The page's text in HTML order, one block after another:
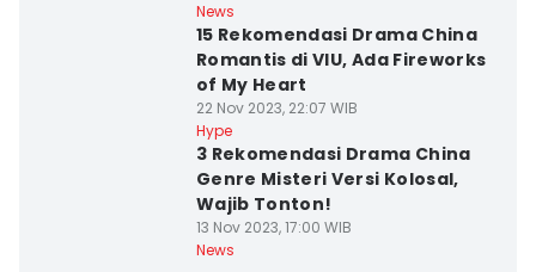
News
15 Rekomendasi Drama China
Romantis di VIU, Ada Fireworks
of My Heart
22 Nov 2023, 22:07 WIB
Hype
3 Rekomendasi Drama China
Genre Misteri Versi Kolosal,
Wajib Tonton!
13 Nov 2023, 17:00 WIB
News